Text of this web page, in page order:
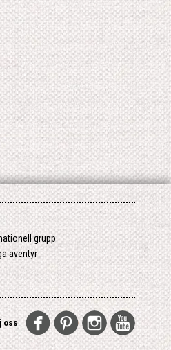
grupp
äventyr
oss